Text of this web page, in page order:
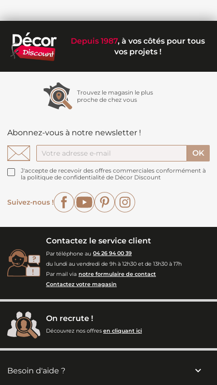
Depuis 1987, à vos côtés pour tous
vos projets !
Trouvez le magasin le plus
proche de chez vous
Abonnez-vous à notre newsletter !
J'accepte de recevoir des offres commerciales conformément à
la politique de confidentialité de Décor Discount
Suivez-nous !
FacebookYouTubePinterest
Contactez le service client
Par téléphone au 04 26 94 00 39
du lundi au vendredi de 9h à 12h30 et de 13h30 à 17h
Par mail via notre formulaire de contact
Contactez votre magasin
On recrute !
Découvrez nos offres en cliquant ici
Besoin d'aide ? 